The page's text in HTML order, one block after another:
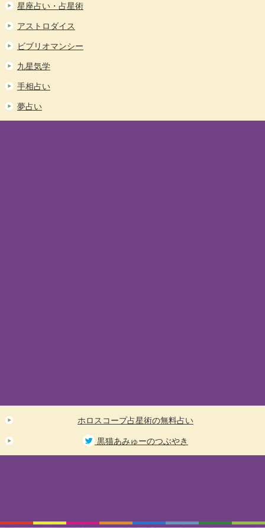
星座占い・占星術
アストロダイス
ビブリオマンシー
九星気学
手相占い
夢占い
ホロスコープ占星術の無料占い
黒猫あみゅーのつぶやき